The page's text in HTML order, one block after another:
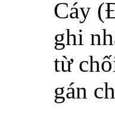
Cáy
ghi
từ
gán